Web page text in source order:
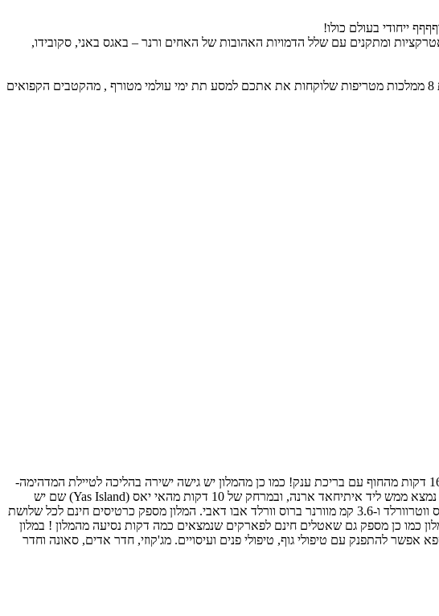
וורנר – פארק השעשועים המקורה (וממוזג במזגן) הגדול ביותר בעולם! כולל שישה עולמות נושאים שונים ובסך הכל מעל 30 אטרקציות ומתקנים עם שלל הדמויות האהובות של האחים ורנר – באגס באני, סקובידו,
4) חדש באבו דאבי! – Sea world – פארק שעשועים ימי (עולם מים פסיכי שנפתח בחודש מאי 2023), בפארק השעשועים הימי פועלות 8 ממלכות מטריפות שלוקחות את אתכם למסע תת ימי עולמי מטורף , מהקטבים הקפואים
הדיל כולל טיסות ישירות לאבו דאבי ומלון 5 כוכבים מטורף ומפואר בכל קנה מידה מרשת מלונות הילטון היוקרתיים! נמצא במרחק של 16 דקות מהחוף עם בריכת ענק! כמו כן מהמלון יש גישה ישירה בהליכה לטיילת המדהימה-
Yas Bay Promenade Waterfront במרחק הליכה של כחמש דקות מהמלון -שם יש מסעדות, איזורי בילוי ועוד. המלון ממוקם באבו דאבי נמצא ממש ליד איתיחאד ארנה, ובמרחק של 10 דקות מהאי יאס (Yas Island) שם יש
שופינג, גולף ועוד פעילויות ספורט. כמו כן שלושת הפארקים המובילים : פרארי וורלד אבו דאבי נמצא במרחק של 2.7 קמ. ו- 3.5 קמ מ-יס ווטרוורלד ו-3.6 קמ מוורנר ברוס וורלד אבו דאבי. המלון מספק כרטיסים חינם לכל שלושת
לכל אורח לאן שתבחרו! אשר נמצאים קרוב למלון כמו כן מספק גם שאטלים חינם לפארקים שנמצאים כמה דקות נסיעה מהמלון ! במלון
אפשר להתפנק עם טיפולי גוף, טיפולי פנים ועיסויים. מג'קוזי, חדר אדים, סאונה וחדר